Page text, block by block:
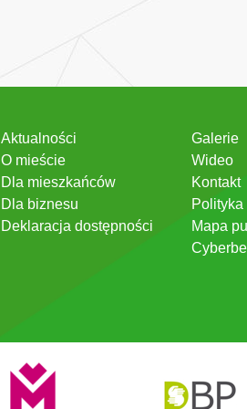
Aktualności
O mieście
Dla mieszkańców
Dla biznesu
Deklaracja dostępności
Galerie
Wideo
Kontakt
Mapa